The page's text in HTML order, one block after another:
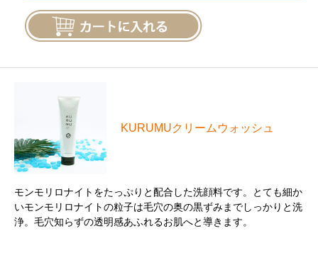
KURUMUクリームウォッシュ
モンモリロナイトをたっぷりと配合した洗顔料です。とても細か
いモンモリロナイトの粒子は毛穴の奥の黒ずみまでしっかりと洗
浄。毛穴知らずの透明感あふれるお肌へと導きます。